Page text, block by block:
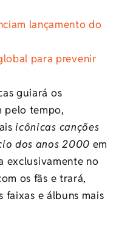
lançamento do
para prevenir
guiará os
pelo tempo,
icônicas canções
dos anos 2000 em
exclusivamente no
os fãs e trará,
faixas e álbuns mais